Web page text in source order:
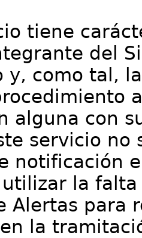
tiene
del
y, como tal,
alguna con
servicio no
notificación
la
Alertas para
la